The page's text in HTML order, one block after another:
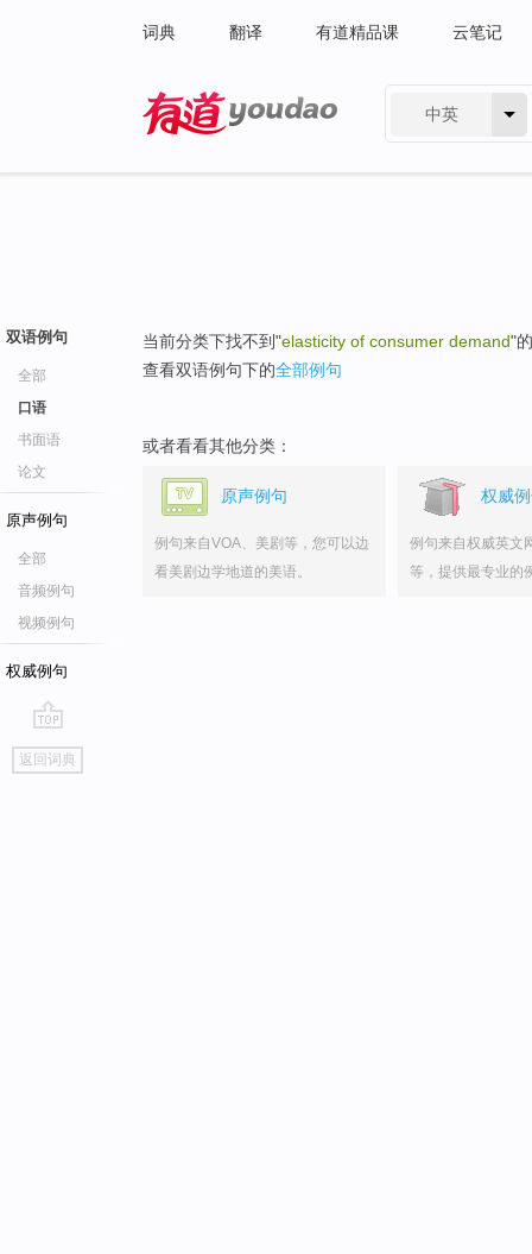
词典 翻译 有道精品课 云笔记
中英
双语例句
全部
口语
书面语
论文
原声例句
全部
音频例句
视频例句
权威例句
go
top
返回词典
当前分类下找不到"elasticity of consumer demand"
查看双语例句下的全部例句
或者看看其他分类：
原声例句
例句来自VOA、美剧等，您可以边
看美剧边学地道的美语。
权威
例句来自权威英文
等，提供最专业的